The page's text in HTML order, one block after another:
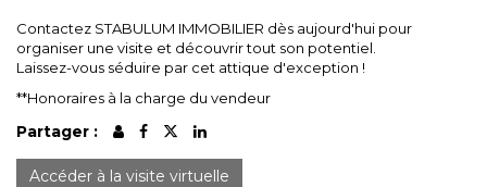
Contactez STABULUM IMMOBILIER dès aujourd'hui pour
organiser une visite et découvrir tout son potentiel.
Laissez-vous séduire par cet attique d'exception !
**Honoraires à la charge du vendeur
Partager :
Accéder à la visite virtuelle